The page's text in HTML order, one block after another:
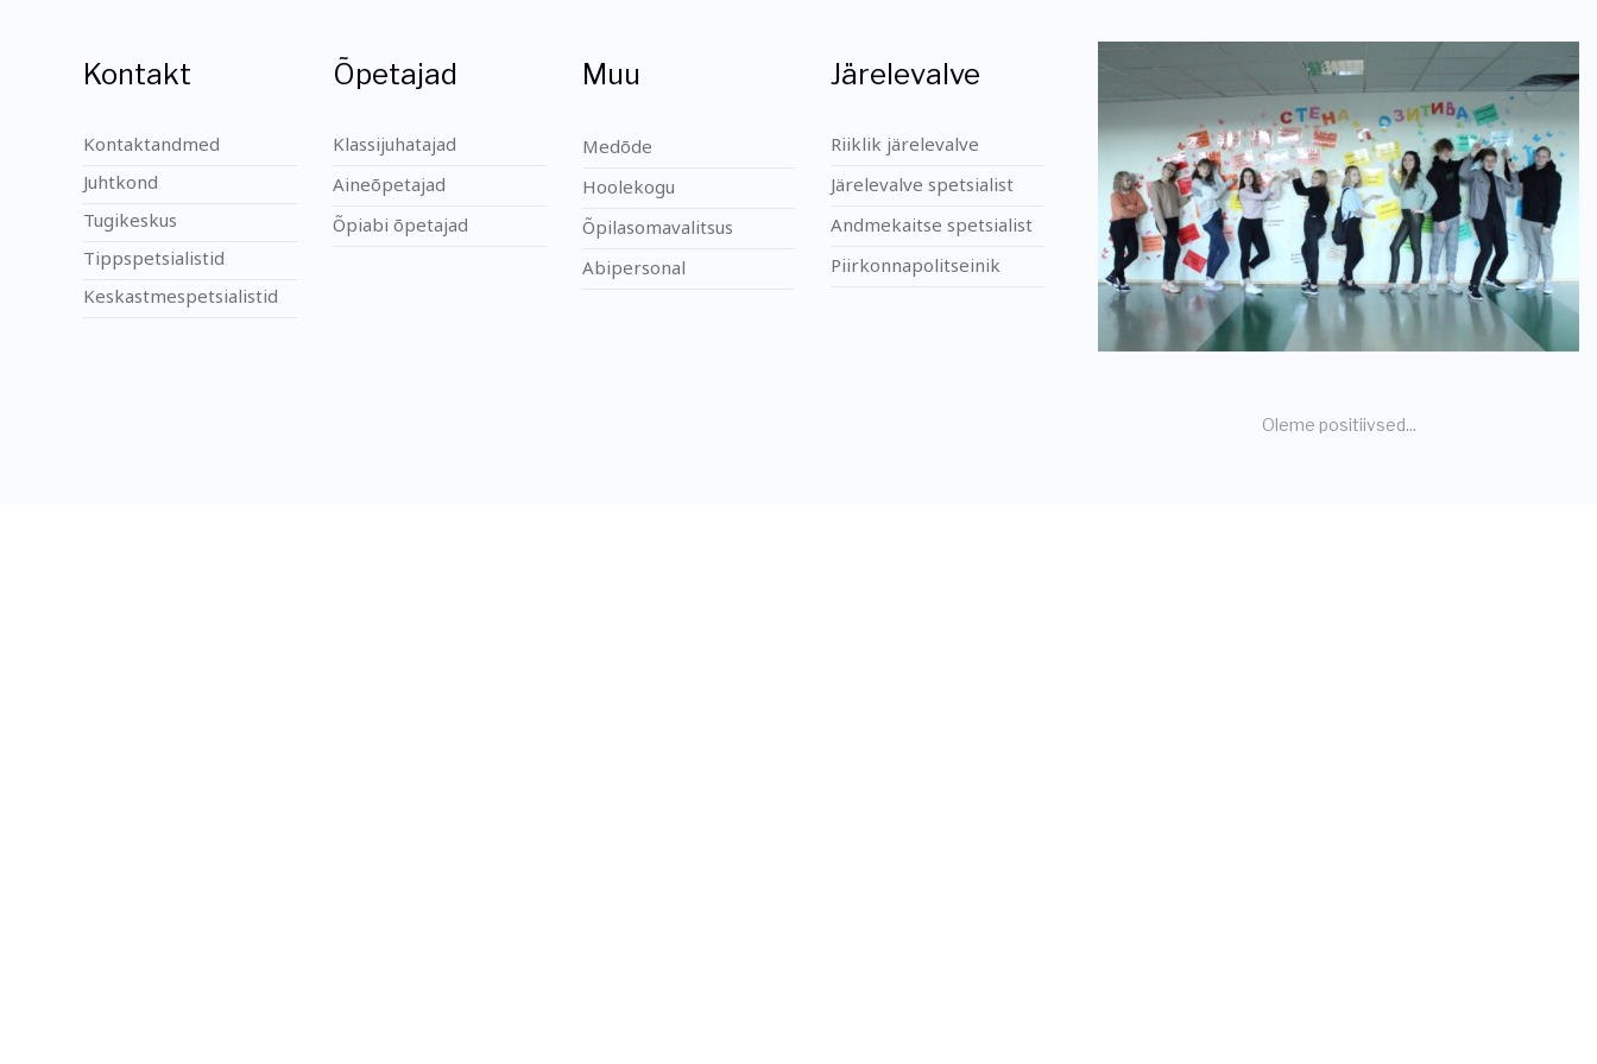
Kontakt
Kontaktandmed
Juhtkond
Tugikeskus
Tippspetsialistid
Keskastmespetsialistid
Õpetajad
Klassijuhatajad
Aineõpetajad
Õpiabi õpetajad
Muu
Medõde
Hoolekogu
Õpilasomavalitsus
Abipersonal
Järelevalve
Riiklik järelevalve
Järelevalve spetsialist
Andmekaitse spetsialist
Piirkonnapolitseinik
Oleme positiivsed...